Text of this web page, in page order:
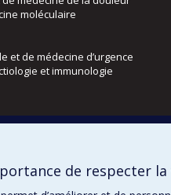
moléculaire
et de médecine d’urgence
et immunologie
de respecter